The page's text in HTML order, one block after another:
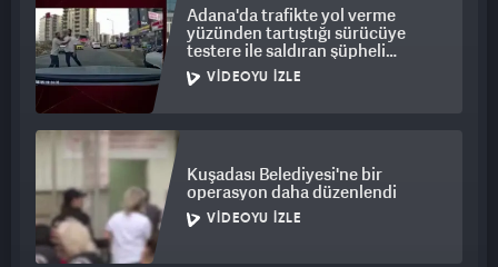
Adana'da trafikte yol verme
yüzünden tartıştığı sürücüye
testere ile saldıran şüpheli
tutuklandı
VIDEOYU İZLE
Kuşadası Belediyesi'ne bir
operasyon daha düzenlendi
VIDEOYU İZLE